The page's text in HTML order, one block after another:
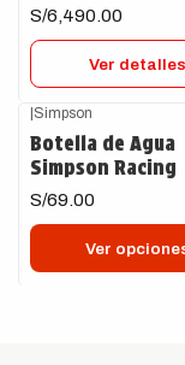
S/6,490.00
Ver detalles
|Simpson
Botella de Agua
Simpson Racing
S/69.00
Ver